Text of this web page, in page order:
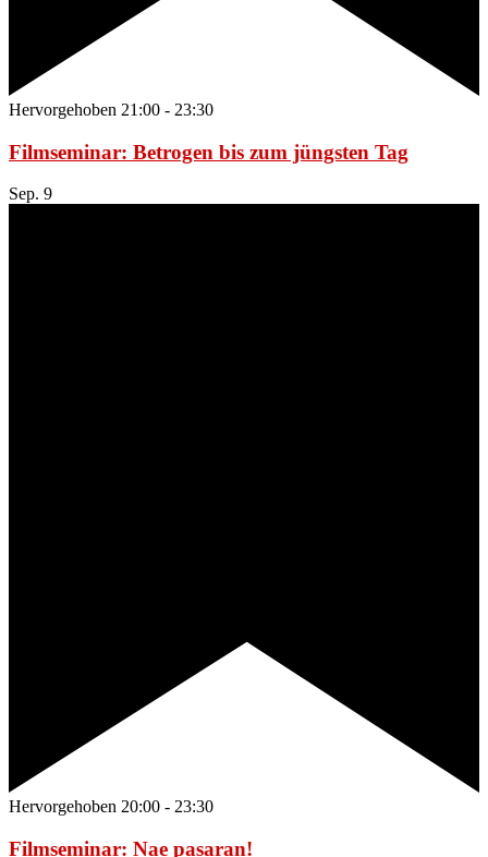
Hervorgehoben 21:00 - 23:30
Filmseminar: Betrogen bis zum jüngsten Tag
Sep. 9
Hervorgehoben 20:00 - 23:30
Filmseminar: Nae pasaran!